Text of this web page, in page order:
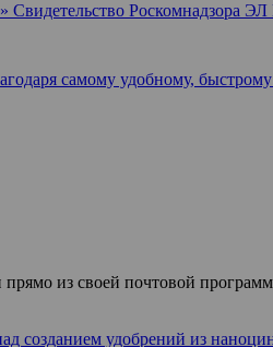
Свидетельство Роскомнадзора
самому удобному,
из своей почтовой